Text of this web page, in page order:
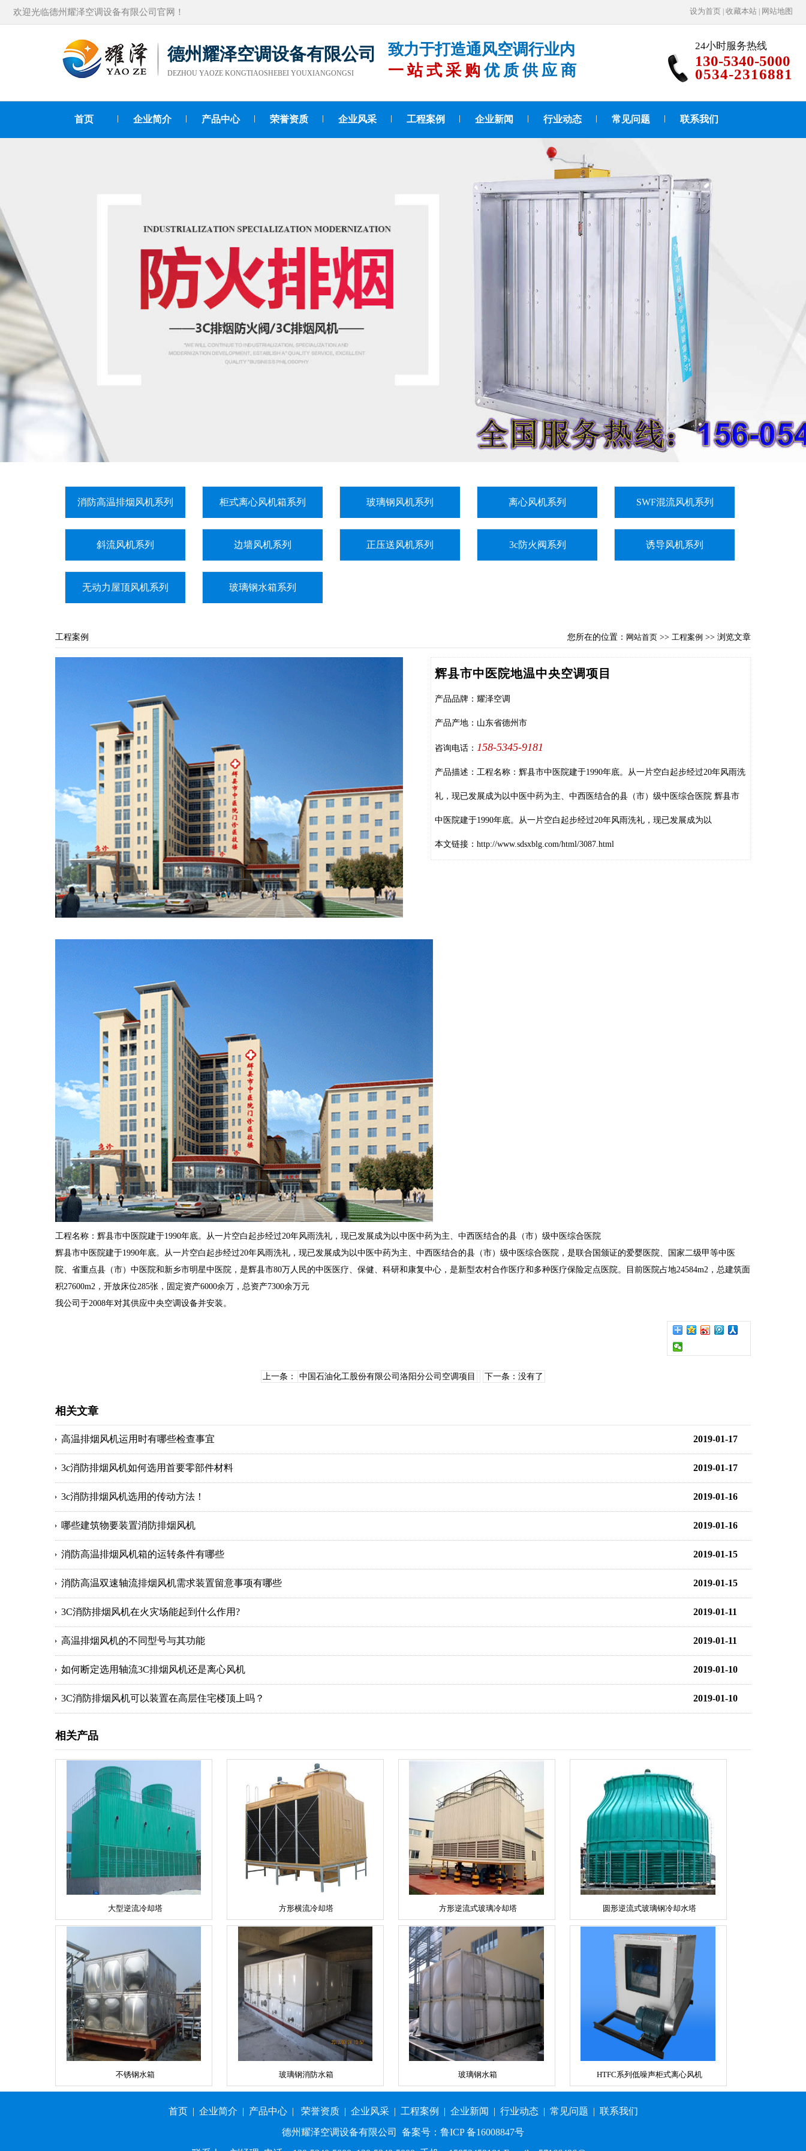
欢迎光临德州耀泽空调设备有限公司官网！ 设为首页 收藏本站 网站地图
德州耀泽空调设备有限公司
DEZHOU YAOZE KONGTIAOSHEBEI YOUXIANGONGSI
致力于打造通风空调行业内
一站式采购优质供应商
24小时服务热线
130-5340-5000
0534-2316881
首页 企业简介 产品中心 荣誉资质 企业风采 工程案例 企业新闻 行业动态 常见问题 联系我们
消防高温排烟风机系列 柜式离心风机箱系列 玻璃钢风机系列 离心风机系列 SWF混流风机系列
斜流风机系列 边墙风机系列 正压送风机系列 3c防火阀系列 诱导风机系列
无动力屋顶风机系列 玻璃钢水箱系列
您所在的位置： 网站首页 >> 工程案例 >> 浏览文章
工程案例
辉县市中医院地温中央空调项目
产品品牌：耀泽空调
产品产地：山东省德州市
咨询电话： 158-5345-9181
产品描述：工程名称：辉县市中医院建于1990年底。从一片空白起步经过20年风雨洗
礼，现已发展成为以中医中药为主、中西医结合的县（市）级中医综合医院 辉县市
中医院建于1990年底。从一片空白起步经过20年风雨洗礼，现已发展成为以
本文链接： http://www.sdsxblg.com/html/3087.html
工程名称：辉县市中医院建于1990年底。从一片空白起步经过20年风雨洗礼，现已发展成为以中医中药为主、中西医结合的县（市）级中医综合医院
辉县市中医院建于1990年底。从一片空白起步经过20年风雨洗礼，现已发展成为以中医中药为主、中西医结合的县（市）级中医综合医院，是联合国颁证的爱婴医院、国家二级甲等中医
院、省重点县（市）中医院和新乡市明星中医院，是辉县市80万人民的中医医疗、保健、科研和康复中心，是新型农村合作医疗和多种医疗保险定点医院。目前医院占地24584m2，总建筑面
积27600m2，开放床位285张，固定资产6000余万，总资产7300余万元
我公司于2008年对其供应中央空调设备并安装。
上一条： 中国石油化工股份有限公司洛阳分公司空调项目 下一条：没有了
相关文章
2019-01-17
高温排烟风机运用时有哪些检查事宜
2019-01-17
3c消防排烟风机如何选用首要零部件材料
2019-01-16
3c消防排烟风机选用的传动方法！
2019-01-16
哪些建筑物要装置消防排烟风机
2019-01-15
消防高温排烟风机箱的运转条件有哪些
2019-01-15
消防高温双速轴流排烟风机需求装置留意事项有哪些
2019-01-11
3C消防排烟风机在火灾场能起到什么作用?
2019-01-11
高温排烟风机的不同型号与其功能
2019-01-10
如何断定选用轴流3C排烟风机还是离心风机
2019-01-10
3C消防排烟风机可以装置在高层住宅楼顶上吗？
相关产品
大型逆流冷却塔 方形横流冷却塔 方形逆流式玻璃冷却塔 圆形逆流式玻璃钢冷却水塔
不锈钢水箱 玻璃钢消防水箱 玻璃钢水箱 HTFC系列低噪声柜式离心风机
首页 | 企业简介 | 产品中心 | 荣誉资质 | 企业风采 | 工程案例 | 企业新闻 | 行业动态 | 常见问题 | 联系我们
德州耀泽空调设备有限公司 备案号：鲁ICP 备16008847号